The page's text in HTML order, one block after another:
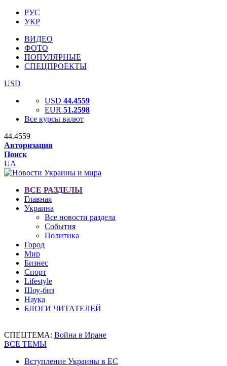
РУС
УКР
ВИДЕО
ФОТО
ПОПУЛЯРНЫЕ
СПЕЦПРОЕКТЫ
USD
USD 44.4559
EUR 51.2598
Все курсы валют
44.4559
Авторизация
Поиск
UA
ВСЕ РАЗДЕЛЫ
Главная
Украина
Все новости раздела
События
Политика
Город
Мир
Бизнес
Спорт
Lifestyle
Шоу-биз
Наука
БЛОГИ ЧИТАТЕЛЕЙ
СПЕЦТЕМА: Война в Иране
ВСЕ ТЕМЫ
Вступление Украины в ЕС